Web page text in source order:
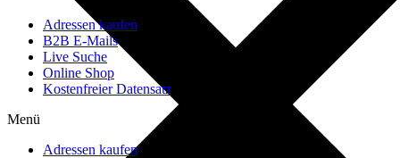
Adressen kaufen
B2B E-Mails
Live Suche
Online Shop
Kostenfreier Datensatz
Menü
Adressen kaufen